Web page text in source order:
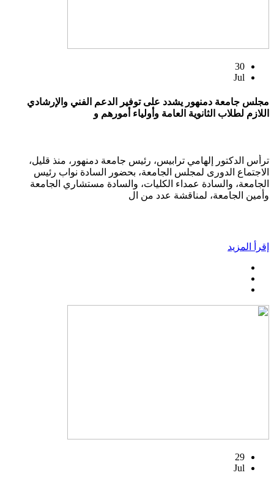
30
Jul
مجلس جامعة دمنهور يشدد على توفير الدعم الفني والإرشادي
اللازم لطلاب الثانوية العامة وأولياء أمورهم و
ترأس الدكتور إلهامي ترابيس، رئيس جامعة دمنهور، منذ قليل،
الاجتماع الدورى لمجلس الجامعة، بحضور السادة نواب رئيس
الجامعة، والسادة عمداء الكليات، والسادة مستشاري الجامعة
وأمين الجامعة، لمناقشة عدد من ال
إقرأ المزيد
29
Jul